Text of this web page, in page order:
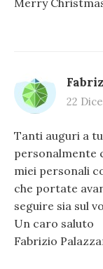
Merry
22
Tanti auguri a
personalmente
miei personali
che portate
seguire sia sul
Un caro saluto
Fabrizio